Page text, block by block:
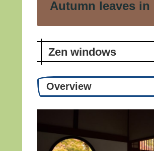
Autumn leaves in
Zen windows
Overview